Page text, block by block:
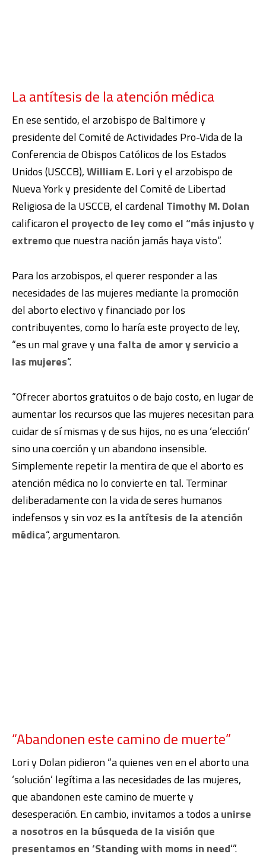
La antítesis de la atención médica
En ese sentido, el arzobispo de Baltimore y
presidente del Comité de Actividades Pro-Vida de la
Conferencia de Obispos Católicos de los Estados
Unidos (USCCB),William E. Loriy el arzobispo de
Nueva York y presidente del Comité de Libertad
Religiosa de la USCCB, el cardenal Timothy M. Dolan
calificaron el proyecto de ley como el “más injusto y
extremoque nuestra nación jamás haya visto”.
Para los arzobispos, el querer responder a las
necesidades de las mujeres mediante la promoción
del aborto electivo y financiado por los
contribuyentes, como lo haría este proyecto de ley,
“es un mal grave yuna falta de amor y servicio a
las mujeres“.
“Ofrecer abortos gratuitos o de bajo costo, en lugar de
aumentar los recursos que las mujeres necesitan para
cuidar de sí mismas y de sus hijos, no es una ‘elección’
sino una coerción y un abandono insensible.
Simplemente repetir la mentira de que el aborto es
atención médica no lo convierte en tal. Terminar
deliberadamente con la vida de seres humanos
indefensos y sin voz es la antítesis de la atención
médica“, argumentaron.
“Abandonen este camino de muerte”
Lori y Dolan pidieron “a quienes ven en el aborto una
‘solución’ legítima a las necesidades de las mujeres,
que abandonen este camino de muerte y
desesperación. En cambio, invitamos a todos aunirse
a nosotros en la búsqueda de la visión que
presentamos en ‘Standing with moms in need‘”.